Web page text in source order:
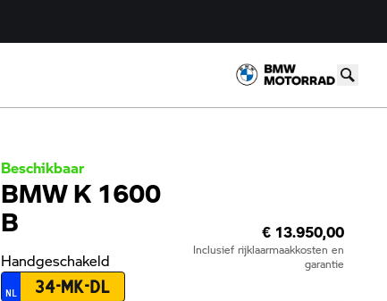
Beschikbaar
BMW K 1600
B
Handgeschakeld
€ 13.950,00
Inclusief rijklaarmaakkosten en
garantie
NL 34-MK-DL